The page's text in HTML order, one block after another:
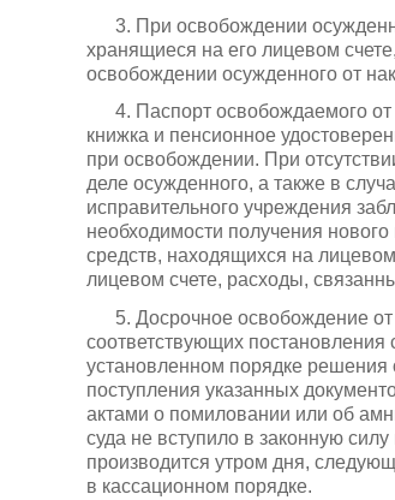
3. При освобождении
хранящиеся на его лицевом
освобождении осужденного от
4. Паспорт освобождаемого
книжка и пенсионное
при освобождении. При
деле осужденного, а также в
исправительного учреждения
необходимости получения
средств, находящихся на
лицевом счете, расходы,
5. Досрочное освобождение
соответствующих постановления
установленном порядке решения
поступления указанных
актами о помиловании или об
суда не вступило в законную
производится утром дня,
в кассационном порядке.